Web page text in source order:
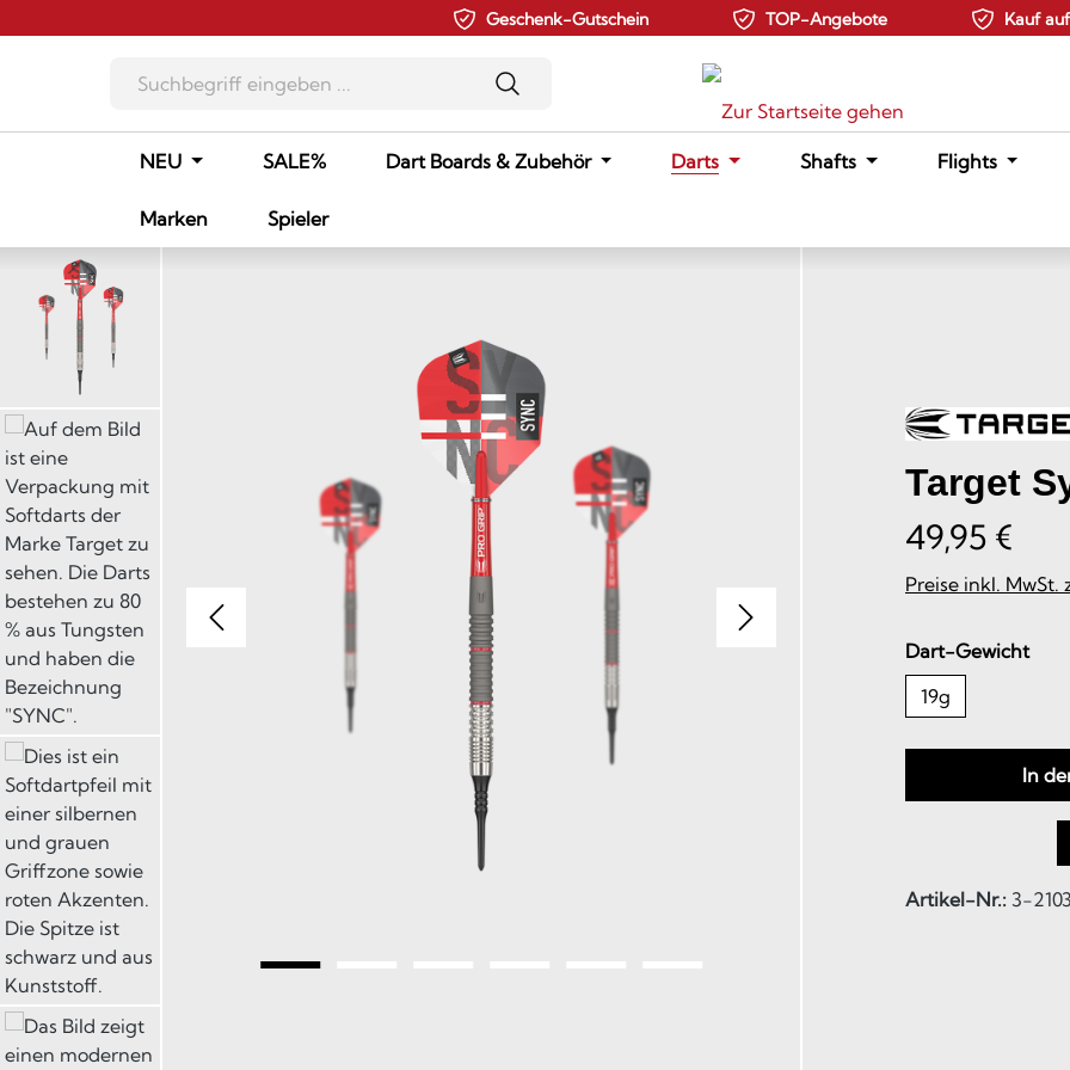
Geschenk-Gutschein TOP-Angebote Kauf
NEU SALE% Dart Boards & Zubehör Darts Shafts Flights
Marken
Spieler
Bildergalerie überspringen
Target
49,95 €
Preise inkl. MwSt.
Dart-Gewicht
19g
In
Artikel-Nr.: 3-